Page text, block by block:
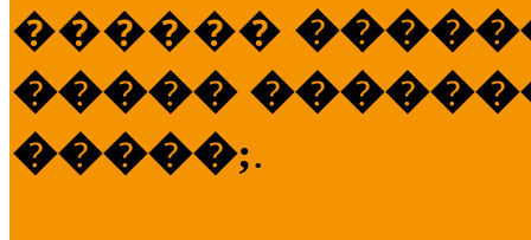
������
�����
�����;.